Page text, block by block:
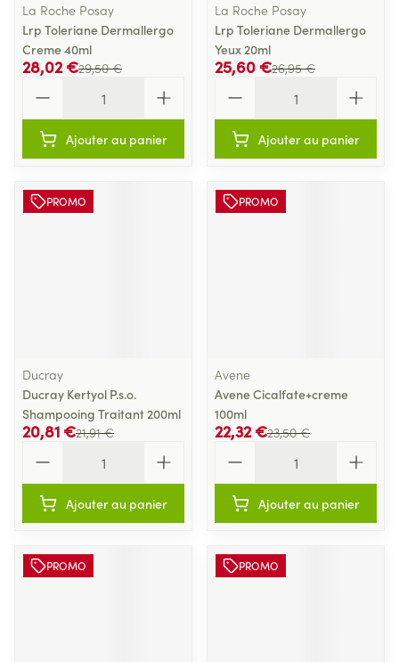
La Roche Posay
Lrp Toleriane Dermallergo
Creme 40ml
29,50 €
28,02 €
Ajouter au panier
La Roche Posay
Lrp Toleriane Dermallergo
Yeux 20ml
26,95 €
25,60 €
Ajouter au panier
PROMO
Ducray
Ducray Kertyol P.s.o.
Shampooing Traitant 200ml
21,91 €
20,81 €
Ajouter au panier
PROMO
Avene
Avene Cicalfate+creme
100ml
23,50 €
22,32 €
Ajouter au panier
PROMO PROMO